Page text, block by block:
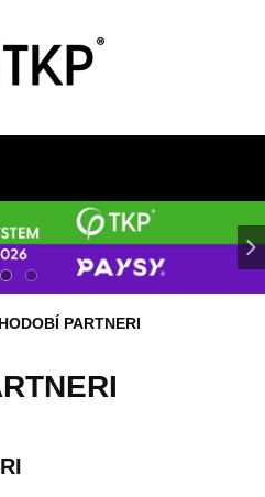
PARTNERI